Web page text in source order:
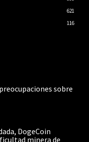
621
116
sobre
DogeCoin
minera de